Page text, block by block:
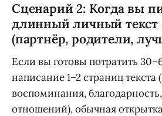
Сценарий 2: Когда вы
длинный личный текст
(партнёр, родители,
Если вы готовы потратить
написание 1–2 страниц текста
воспоминания,
отношений), обычная